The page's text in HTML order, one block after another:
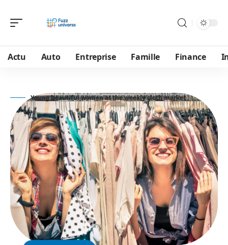
Actu Auto Entreprise Famille Finance
Young beautiful women at the weekly cloth market